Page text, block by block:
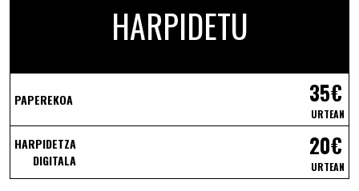
HARPIDETU
PAPEREKOA 35€
URTEAN
HARPIDETZA
DIGITALA
20€
URTEAN